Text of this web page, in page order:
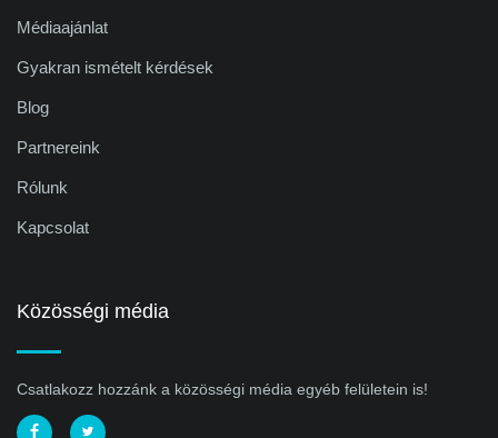
Médiaajánlat
Gyakran ismételt kérdések
Blog
Partnereink
Rólunk
Kapcsolat
Közösségi média
Csatlakozz hozzánk a közösségi média egyéb felületein is!